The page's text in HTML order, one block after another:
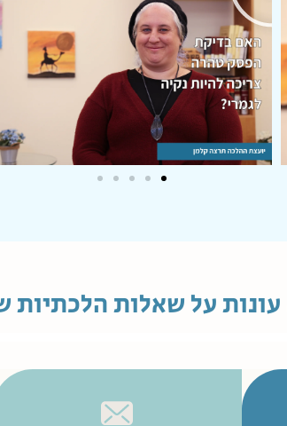
על שאלות הלכתיות